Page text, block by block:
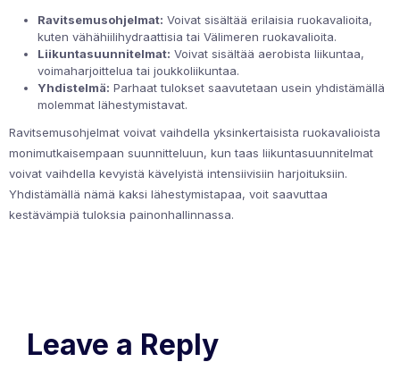
Ravitsemusohjelmat: Voivat sisältää erilaisia ruokavalioita,
kuten vähähiilihydraattisia tai Välimeren ruokavalioita.
Liikuntasuunnitelmat: Voivat sisältää aerobista liikuntaa,
voimaharjoittelua tai joukkoliikuntaa.
Yhdistelmä: Parhaat tulokset saavutetaan usein yhdistämällä
molemmat lähestymistavat.
Ravitsemusohjelmat voivat vaihdella yksinkertaisista ruokavalioista
monimutkaisempaan suunnitteluun, kun taas liikuntasuunnitelmat
voivat vaihdella kevyistä kävelyistä intensiivisiin harjoituksiin.
Yhdistämällä nämä kaksi lähestymistapaa, voit saavuttaa
kestävämpiä tuloksia painonhallinnassa.
Leave a Reply